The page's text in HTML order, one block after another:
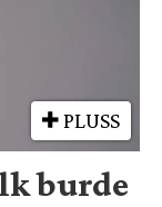
PLUSS
burde